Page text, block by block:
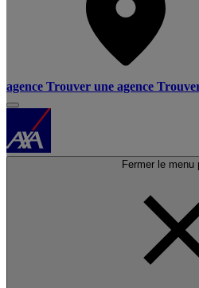
agence Trouver une agence
Fermer le menu